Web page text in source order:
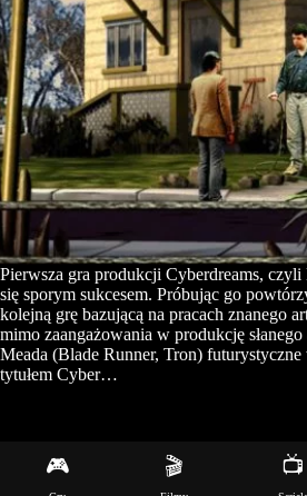
Pierwsza gra produkcji Cyberdreams, czyli
się sporym sukcesem. Próbując go
kolejną grę bazującą na pracach znanego
mimo zaangażowania w produkcję
Meada (Blade Runner, Tron)
tytułem Cyber…
🎮 🎬 📺
Copyright © 2026 - Motyw WordPress